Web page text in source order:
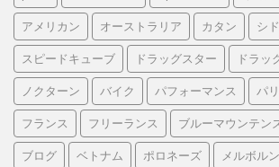
アメリカン オーストラリア カタン シ
スピードキューブ ドラッグスター ドラッ
ノクターン バイク パフォーマンス パリ
フランス フリーランス ブルーマウンテン
ブログ ベトナム ポロネーズ メルボルン